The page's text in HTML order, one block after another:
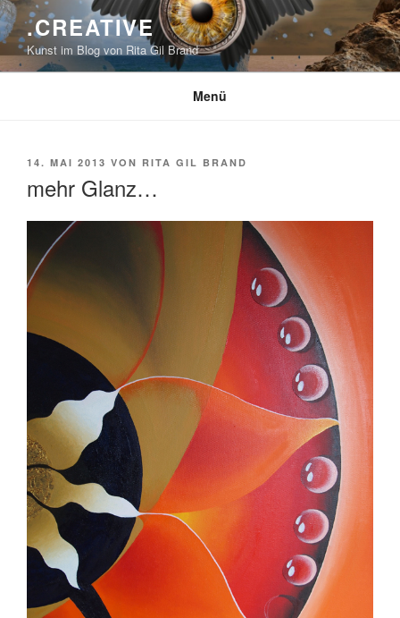
Zum
Inhalt
springen
.CREATIVE
Kunst im Blog von Rita Gil Brand
Menü
VERÖFFENTLICHT
14. MAI 2013 VON RITA GIL BRAND
mehr Glanz…